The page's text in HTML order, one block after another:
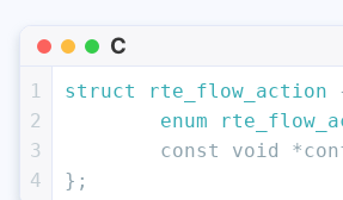
C
1
2
3
4
struct rte_flow_action
enum
const
void
};